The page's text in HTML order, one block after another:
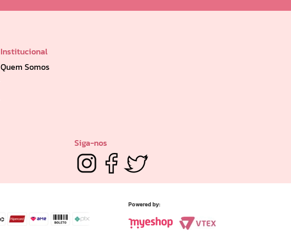
Institucional
Quem Somos
Siga-nos
Powered by: